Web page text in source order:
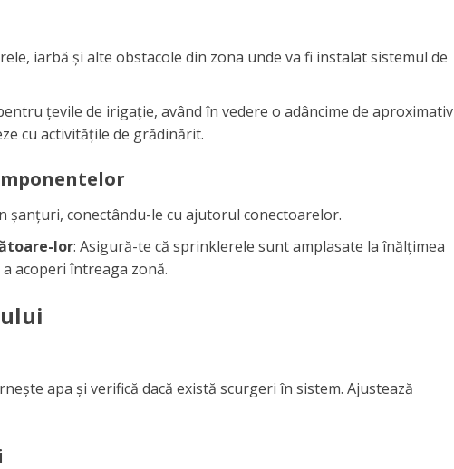
iarbă și alte obstacole din zona unde va fi instalat sistemul de
țevile de irigație, având în vedere o adâncime de aproximativ
cu activitățile de grădinărit.
șanțuri, conectându-le cu ajutorul conectoarelor.
lor: Asigură-te că sprinklerele sunt amplasate la înălțimea
acoperi întreaga zonă.
apa și verifică dacă există scurgeri în sistem. Ajustează